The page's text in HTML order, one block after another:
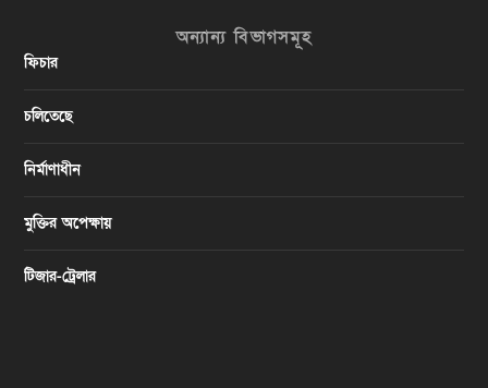
অন্যান্য বিভাগসমূহ
ফিচার
চলিতেছে
নির্মাণাধীন
মুক্তির অপেক্ষায়
টিজার-ট্রেলার